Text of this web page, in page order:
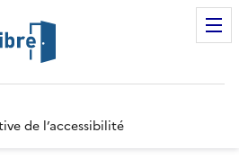
de l’accessibilité